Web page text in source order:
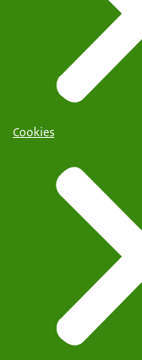
Cookies